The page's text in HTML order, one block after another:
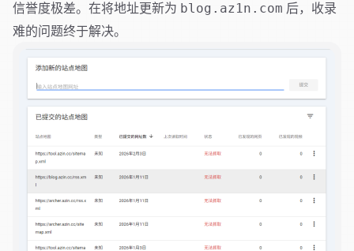
信誉度极差。在将地址更新为 blog.az1n.com 后，收录
难的问题终于解决。